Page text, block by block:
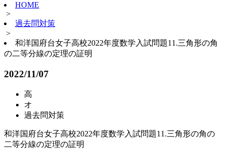
HOME
>
過去問対策
>
和洋国府台女子高校2022年度数学入試問題11.三角形の角
の二等分線の定理の証明
2022/11/07
高
オ
過去問対策
和洋国府台女子高校2022年度数学入試問題11.三角形の角の
二等分線の定理の証明